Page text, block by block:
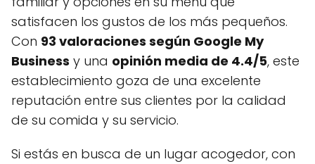
satisfacen los gustos de los más pequeños.
Con 93 valoraciones según Google My
Business y una opinión media de 4.4/5, este
establecimiento goza de una excelente
reputación entre sus clientes por la calidad
de su comida y su servicio.
Si estás en busca de un lugar acogedor, con